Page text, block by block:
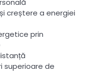
creștere a energiei
prin
superioare de